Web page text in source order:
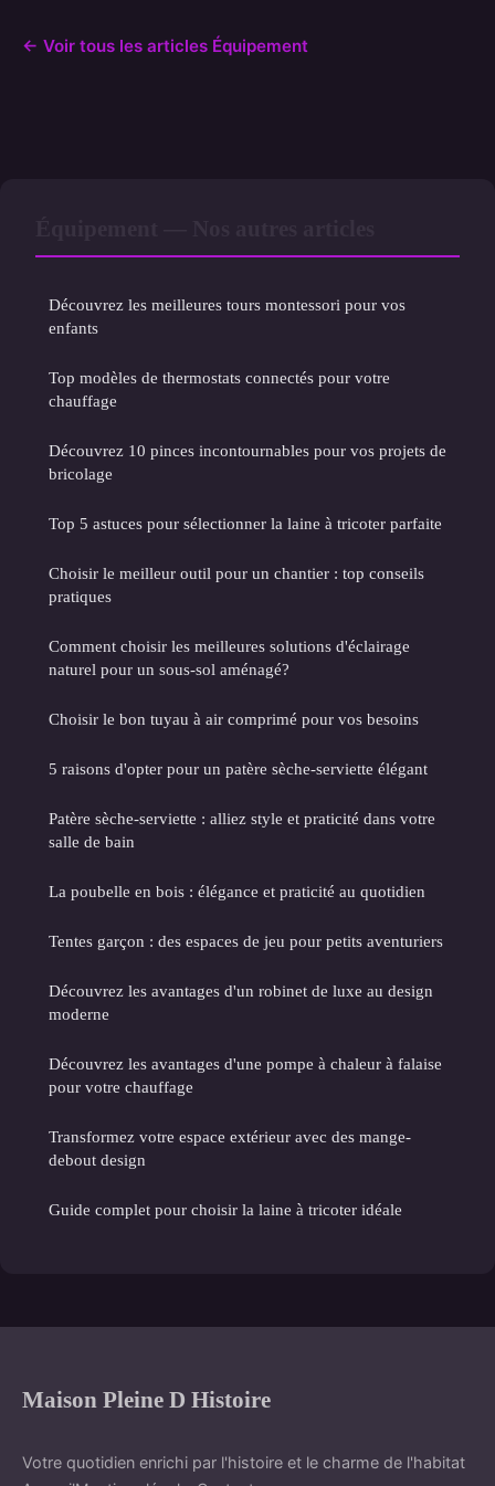
← Voir tous les articles Équipement
Découvrez les meilleures tours montessori pour vos
enfants
Top modèles de thermostats connectés pour votre
chauffage
Découvrez 10 pinces incontournables pour vos projets de
bricolage
Top 5 astuces pour sélectionner la laine à tricoter parfaite
Choisir le meilleur outil pour un chantier : top conseils
pratiques
Comment choisir les meilleures solutions d'éclairage
naturel pour un sous-sol aménagé?
Choisir le bon tuyau à air comprimé pour vos besoins
5 raisons d'opter pour un patère sèche-serviette élégant
Patère sèche-serviette : alliez style et praticité dans votre
salle de bain
La poubelle en bois : élégance et praticité au quotidien
Tentes garçon : des espaces de jeu pour petits aventuriers
Découvrez les avantages d'un robinet de luxe au design
moderne
Découvrez les avantages d'une pompe à chaleur à falaise
pour votre chauffage
Transformez votre espace extérieur avec des mange-
debout design
Guide complet pour choisir la laine à tricoter idéale
Maison Pleine D Histoire
Votre quotidien enrichi par l'histoire et le charme de l'habitat